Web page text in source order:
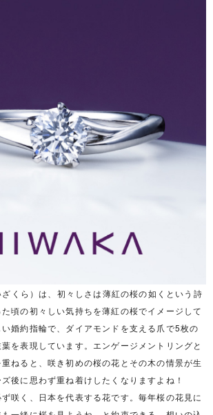
くら）は、初々しさは薄紅の桜の如くという詩
頃の初々しい気持ちを薄紅の桜でイメージして
婚約指輪で、ダイアモンドを支える爪で5枚の
を表現しています。エンゲージメントリングと
ねると、咲き初めの桜の花とその木の情景が生
後に思わず重ね着けしたくなりますよね！
咲く、日本を代表する花です。毎年桜の花見に